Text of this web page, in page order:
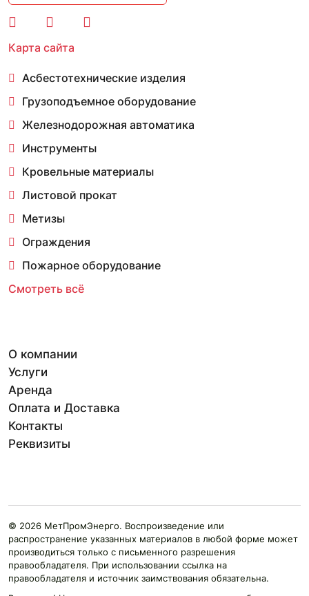
Карта сайта
Асбестотехнические изделия
Грузоподъемное оборудование
Железнодорожная автоматика
Инструменты
Кровельные материалы
Листовой прокат
Метизы
Ограждения
Пожарное оборудование
Смотреть всё
О компании
Услуги
Аренда
Оплата и Доставка
Контакты
Реквизиты
© 2026 МетПромЭнерго. Воспроизведение или
распространение указанных материалов в любой форме может
производиться только с письменного разрешения
правообладателя. При использовании ссылка на
правообладателя и источник заимствования обязательна.